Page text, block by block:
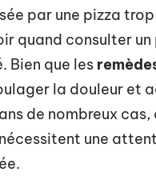
par une pizza
quand consulter un
Bien que les
la douleur et
de nombreux
une